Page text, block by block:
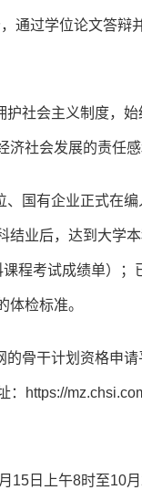
通过学位论文答辩
社会主义制度，
社会发展的责任
国有企业正式在
业后，达到大学
程考试成绩单）
检标准。
骨干计划资格申请
：https://
15日上午8时至10